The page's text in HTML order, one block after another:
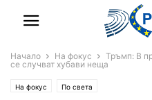
Начало На фокус
Тръмп: В
се случват хубави неща
На фокус По света